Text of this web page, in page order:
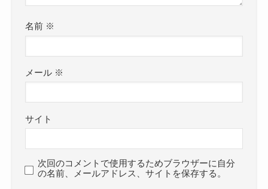
名前 ※
メール ※
サイト
次回のコメントで使用するためブラウザーに自分
の名前、メールアドレス、サイトを保存する。